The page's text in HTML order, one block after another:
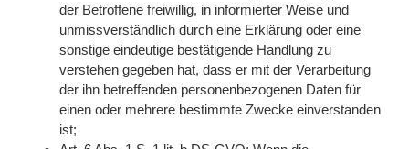
der Betroffene freiwillig, in informierter Weise und
unmissverständlich durch eine Erklärung oder eine
sonstige eindeutige bestätigende Handlung zu
verstehen gegeben hat, dass er mit der Verarbeitung
der ihn betreffenden personenbezogenen Daten für
einen oder mehrere bestimmte Zwecke einverstanden
ist;